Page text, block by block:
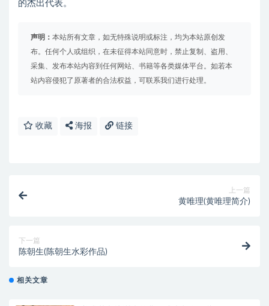
的杰出代表。
声明： 本站所有文章，如无特殊说明或标注，均为本站原创发
布。任何个人或组织，在未征得本站同意时，禁止复制、盗用、
采集、发布本站内容到任何网站、书籍等各类媒体平台。如若本
站内容侵犯了原著者的合法权益，可联系我们进行处理。
收藏 海报 链接
上一篇
黄唯理(黄唯理简介)
下一篇
陈朝生(陈朝生水彩作品)
相关文章